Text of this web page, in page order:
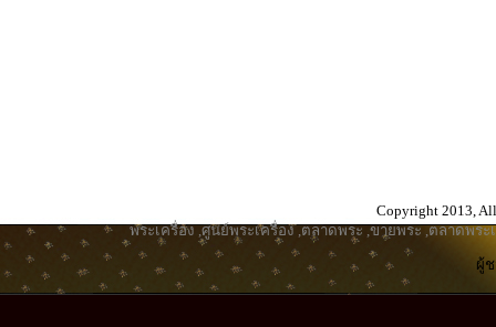
Copyright 2013,
พระเครื่อง ,ศูนย์พระเครื่อง,ตลาดพระ ,ขายพระ ,ตลาดพระ
ผู้